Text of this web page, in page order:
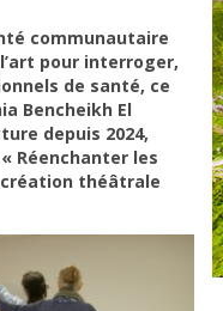
communautaire
pour interroger,
de santé, ce
Bencheikh El
depuis 2024,
Réenchanter les
création théâtrale